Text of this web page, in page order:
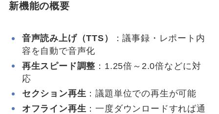
新機能の概要
音声読み上げ（TTS）
：議事録・レポート内
容を自動で音声化
再生スピード調整 ：1.25倍～2.0倍などに対
応
セクション再生 ：議題単位での再生が可能
オフライン再生 ：一度ダウンロードすれば通